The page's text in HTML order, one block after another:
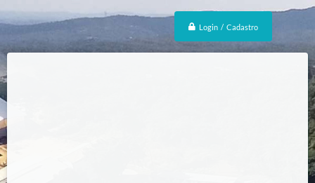
Login / Cadastro